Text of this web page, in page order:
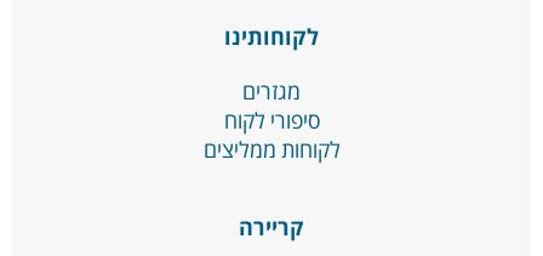
לקוחותינו
מגזרים
סיפורי לקוח
לקוחות ממליצים
קריירה